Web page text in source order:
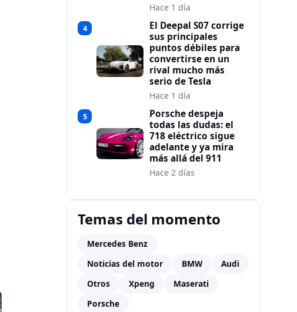
Hace 1 día
4
El Deepal S07 corrige
sus principales
puntos débiles para
convertirse en un
rival mucho más
serio de Tesla
Hace 1 día
5
Porsche despeja
todas las dudas: el
718 eléctrico sigue
adelante y ya mira
más allá del 911
Hace 2 días
Temas del momento
Mercedes Benz
Noticias del motor
BMW
Audi
Otros
Xpeng
Maserati
Porsche